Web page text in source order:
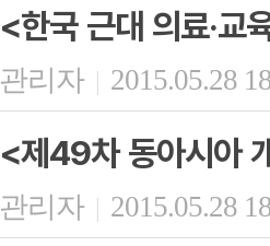
<한국 근대 의료·교
관리자 | 2015.05.28
<제49차 동아시아
관리자 | 2015.05.28